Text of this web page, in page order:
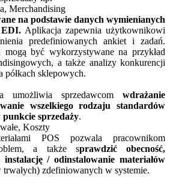
Merchandising
na podstawie danych wymienianych
Aplikacja zapewnia użytkownikowi
predefiniowanych ankiet i zadań.
być wykorzystywane na przykład
a także analizy konkurencji
półkach sklepowych.
umożliwia sprzedawcom wdrażanie
wszelkiego rodzaju standardów
sprzedaży.
Koszty
POS pozwala pracownikom
a także sprawdzić obecność,
instalację / odinstalowanie materiałów
zdefiniowanych w systemie.